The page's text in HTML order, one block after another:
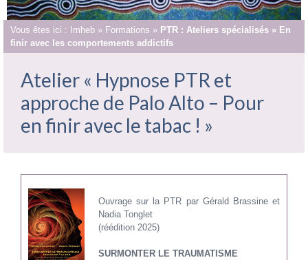
Vous êtes ici : Imheb » Formations » PTR : Ateliers spécialisés » En
finir avec les comportements addictifs
Atelier « Hypnose PTR et
approche de Palo Alto – Pour
en finir avec le tabac ! »
Ouvrage sur la PTR par Gérald Brassine et
Nadia Tonglet
(réédition 2025)
SURMONTER LE TRAUMATISME